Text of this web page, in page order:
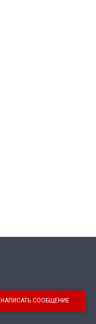
НАПИСАТЬ СООБЩЕНИЕ